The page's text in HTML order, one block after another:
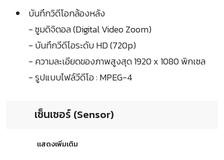
บันทึกวิดีโอกล้องหลัง
- ซูมดิจิตอล (Digital Video Zoom)
- บันทึกวีดีโอระดับ HD (720p)
- ความละเอียดของภาพสูงสุด 1920 x 1080 พิกเซล
- รูปแบบไฟล์วีดีโอ : MPEG-4
เซ็นเซอร์ (Sensor)
แสดงเพิ่มเติม